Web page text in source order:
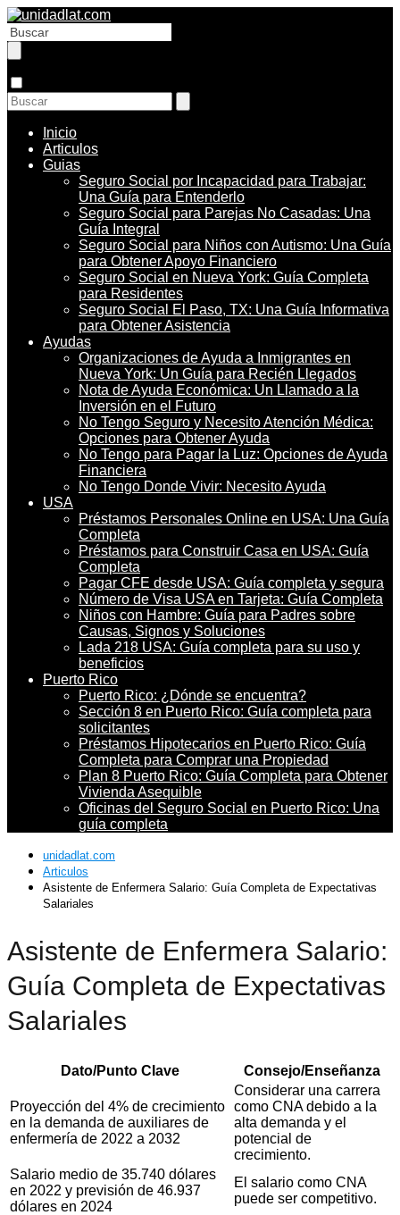
Inicio
Articulos
Guias
Seguro Social por Incapacidad para Trabajar:
Una Guía para Entenderlo
Seguro Social para Parejas No Casadas: Una
Guía Integral
Seguro Social para Niños con Autismo: Una Guía
para Obtener Apoyo Financiero
Seguro Social en Nueva York: Guía Completa
para Residentes
Seguro Social El Paso, TX: Una Guía Informativa
para Obtener Asistencia
Ayudas
Organizaciones de Ayuda a Inmigrantes en
Nueva York: Un Guía para Recién Llegados
Nota de Ayuda Económica: Un Llamado a la
Inversión en el Futuro
No Tengo Seguro y Necesito Atención Médica:
Opciones para Obtener Ayuda
No Tengo para Pagar la Luz: Opciones de Ayuda
Financiera
No Tengo Donde Vivir: Necesito Ayuda
USA
Préstamos Personales Online en USA: Una Guía
Completa
Préstamos para Construir Casa en USA: Guía
Completa
Pagar CFE desde USA: Guía completa y segura
Número de Visa USA en Tarjeta: Guía Completa
Niños con Hambre: Guía para Padres sobre
Causas, Signos y Soluciones
Lada 218 USA: Guía completa para su uso y
beneficios
Puerto Rico
Puerto Rico: ¿Dónde se encuentra?
Sección 8 en Puerto Rico: Guía completa para
solicitantes
Préstamos Hipotecarios en Puerto Rico: Guía
Completa para Comprar una Propiedad
Plan 8 Puerto Rico: Guía Completa para Obtener
Vivienda Asequible
Oficinas del Seguro Social en Puerto Rico: Una
guía completa
unidadlat.com
Articulos
Asistente de Enfermera Salario: Guía Completa de Expectativas
Salariales
Asistente de Enfermera Salario:
Guía Completa de Expectativas
Salariales
Dato/Punto Clave Consejo/Enseñanza
Proyección del 4% de crecimiento
en la demanda de auxiliares de
enfermería de 2022 a 2032
Considerar una carrera
como CNA debido a la
alta demanda y el
potencial de
crecimiento.
Salario medio de 35.740 dólares
en 2022 y previsión de 46.937
dólares en 2024
El salario como CNA
puede ser competitivo.